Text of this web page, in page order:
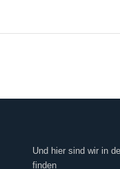
Und hier sind wir in
finden